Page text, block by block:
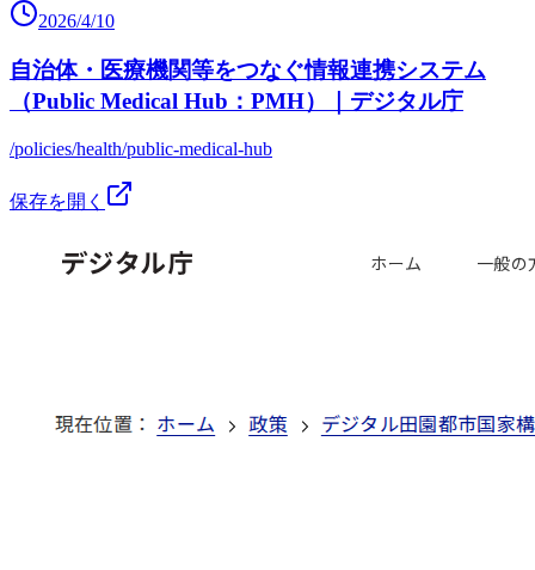
2026/4/10
自治体・医療機関等をつなぐ情報連携システム
（Public Medical Hub：PMH）｜デジタル庁
/policies/health/public-medical-hub
保存を開く